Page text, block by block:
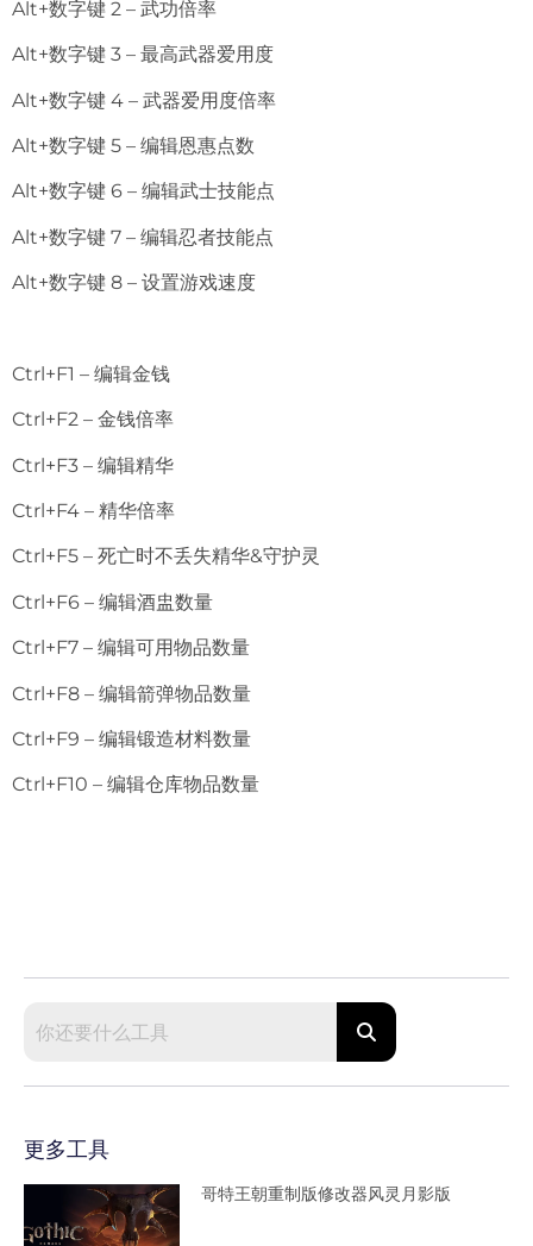
Alt+数字键 2 – 武功倍率
Alt+数字键 3 – 最高武器爱用度
Alt+数字键 4 – 武器爱用度倍率
Alt+数字键 5 – 编辑恩惠点数
Alt+数字键 6 – 编辑武士技能点
Alt+数字键 7 – 编辑忍者技能点
Alt+数字键 8 – 设置游戏速度
Ctrl+F1 – 编辑金钱
Ctrl+F2 – 金钱倍率
Ctrl+F3 – 编辑精华
Ctrl+F4 – 精华倍率
Ctrl+F5 – 死亡时不丢失精华&守护灵
Ctrl+F6 – 编辑酒盅数量
Ctrl+F7 – 编辑可用物品数量
Ctrl+F8 – 编辑箭弹物品数量
Ctrl+F9 – 编辑锻造材料数量
Ctrl+F10 – 编辑仓库物品数量
更多工具
哥特王朝重制版修改器风灵月影版